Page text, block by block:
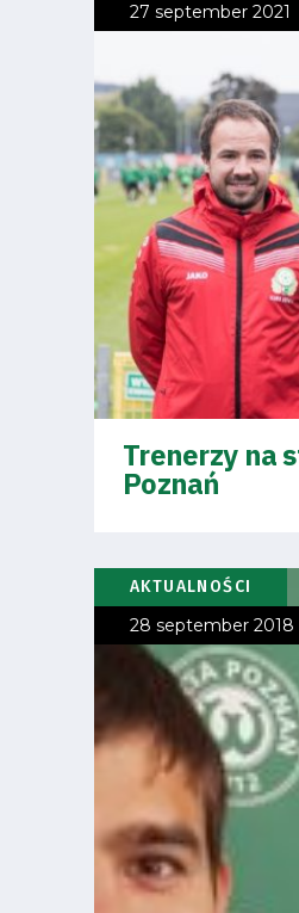
schedule
Tickets
Contact
First
team
Amp-
Futbol
Academy
club
27 september 2021
Trenerzy na
Poznań
AKTUALNOŚCI
28 september 2018